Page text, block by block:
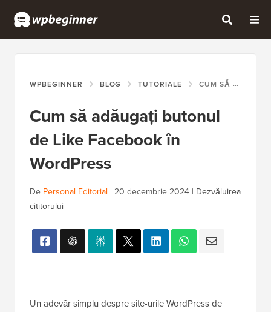
WPBEGINNER BLOG TUTORIALE CUM SĂ ADĂUGAȚI BUTONUL DE LIKE FACEBOOK ÎN WORDPRESS
Cum să adăugați butonul
de Like Facebook în
WordPress
De Personal Editorial | 20 decembrie 2024 | Dezvăluirea
cititorului
Un adevăr simplu despre site-urile WordPress de